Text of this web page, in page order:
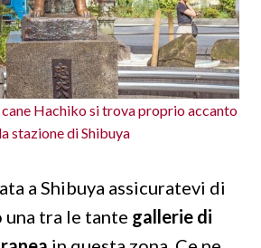
Hachiko si trova proprio accanto
stazione di Shibuya
a Shibuya assicuratevi di
tra le tante gallerie di